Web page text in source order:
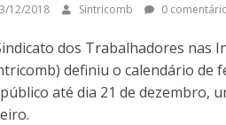
12/2018 Sintricomb 0
dos Trabalhadores nas
definiu o calendário de
até dia 21 de dezembro,